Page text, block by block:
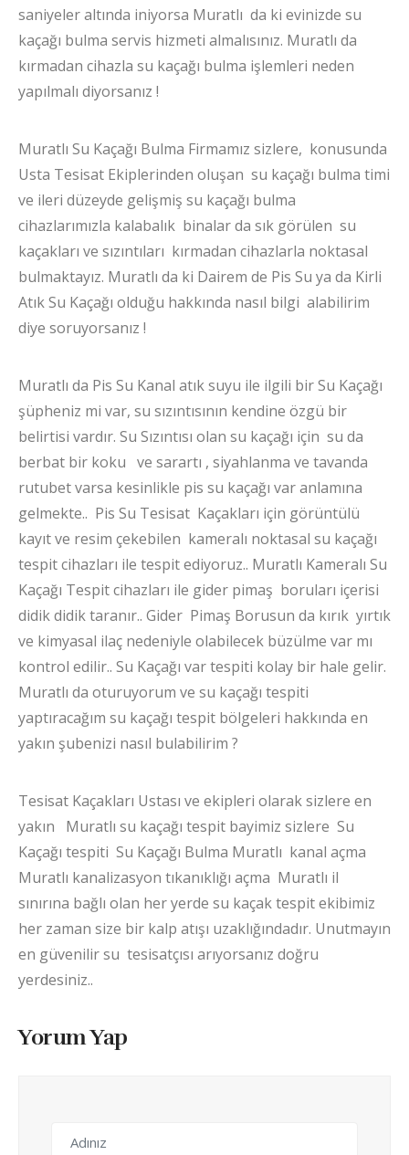
saniyeler altında iniyorsa Muratlı da ki evinizde su
kaçağı bulma servis hizmeti almalısınız. Muratlı da
kırmadan cihazla su kaçağı bulma işlemleri neden
yapılmalı diyorsanız !
Muratlı Su Kaçağı Bulma Firmamız sizlere, konusunda
Usta Tesisat Ekiplerinden oluşan su kaçağı bulma timi
ve ileri düzeyde gelişmiş su kaçağı bulma
cihazlarımızla kalabalık binalar da sık görülen su
kaçakları ve sızıntıları kırmadan cihazlarla noktasal
bulmaktayız. Muratlı da ki Dairem de Pis Su ya da Kirli
Atık Su Kaçağı olduğu hakkında nasıl bilgi alabilirim
diye soruyorsanız !
Muratlı da Pis Su Kanal atık suyu ile ilgili bir Su Kaçağı
şüpheniz mi var, su sızıntısının kendine özgü bir
belirtisi vardır. Su Sızıntısı olan su kaçağı için su da
berbat bir koku ve sarartı , siyahlanma ve tavanda
rutubet varsa kesinlikle pis su kaçağı var anlamına
gelmekte.. Pis Su Tesisat Kaçakları için görüntülü
kayıt ve resim çekebilen kameralı noktasal su kaçağı
tespit cihazları ile tespit ediyoruz.. Muratlı Kameralı Su
Kaçağı Tespit cihazları ile gider pimaş boruları içerisi
didik didik taranır.. Gider Pimaş Borusun da kırık yırtık
ve kimyasal ilaç nedeniyle olabilecek büzülme var mı
kontrol edilir.. Su Kaçağı var tespiti kolay bir hale gelir.
Muratlı da oturuyorum ve su kaçağı tespiti
yaptıracağım su kaçağı tespit bölgeleri hakkında en
yakın şubenizi nasıl bulabilirim ?
Tesisat Kaçakları Ustası ve ekipleri olarak sizlere en
yakın Muratlı su kaçağı tespit bayimiz sizlere Su
Kaçağı tespiti Su Kaçağı Bulma Muratlı kanal açma
Muratlı kanalizasyon tıkanıklığı açma Muratlı il
sınırına bağlı olan her yerde su kaçak tespit ekibimiz
her zaman size bir kalp atışı uzaklığındadır. Unutmayın
en güvenilir su tesisatçısı arıyorsanız doğru
yerdesiniz..
Yorum Yap